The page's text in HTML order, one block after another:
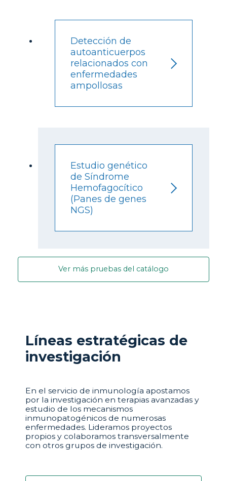
Detección de
autoanticuerpos
relacionados con
enfermedades
ampollosas
Estudio genético
de Síndrome
Hemofagocítico
(Panes de genes
NGS)
Ver más pruebas del catálogo
Líneas estratégicas de
investigación
En el servicio de inmunología apostamos
por la investigación en terapias avanzadas y
estudio de los mecanismos
inmunopatogénicos de numerosas
enfermedades. Lideramos proyectos
propios y colaboramos transversalmente
con otros grupos de investigación.